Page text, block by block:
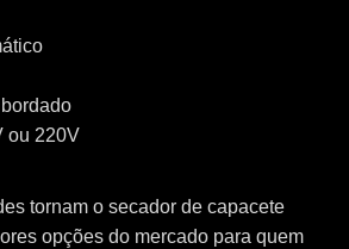
ou 220V
tornam o secador de capacete
opções do mercado para quem